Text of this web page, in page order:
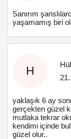
Sanırım
yaşamamış biri
H
yaklaşık 6 ay
gerçekten güzel
mutlaka tekrar
kendimi içinde
güzel olur..